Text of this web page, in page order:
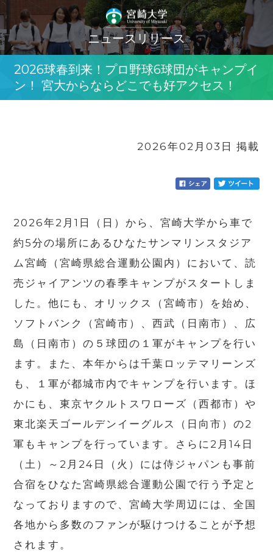
ニュースリリース
2026球春到来！プロ野球6球団がキャンプイ
ン！ 宮大からならどこでも好アクセス！
2026年02月03日 掲載
2026年2月1日（日）から、宮崎大学から車で
約5分の場所にあるひなたサンマリンスタジア
ム宮崎（宮崎県総合運動公園内）において、読
売ジャイアンツの春季キャンプがスタートしま
した。他にも、オリックス（宮崎市）を始め、
ソフトバンク（宮崎市）、西武（日南市）、広
島（日南市）の５球団の１軍がキャンプを行い
ます。また、本年からは千葉ロッテマリーンズ
も、１軍が都城市内でキャンプを行います。ほ
かにも、東京ヤクルトスワローズ（西都市）や
東北楽天ゴールデンイーグルス（日向市）の2
軍もキャンプを行っています。さらに2月14日
（土）～2月24日（火）には侍ジャパンも事前
合宿をひなた宮崎県総合運動公園で行う予定と
なっておりますので、宮崎大学周辺には、全国
各地から多数のファンが駆けつけることが予想
されます。